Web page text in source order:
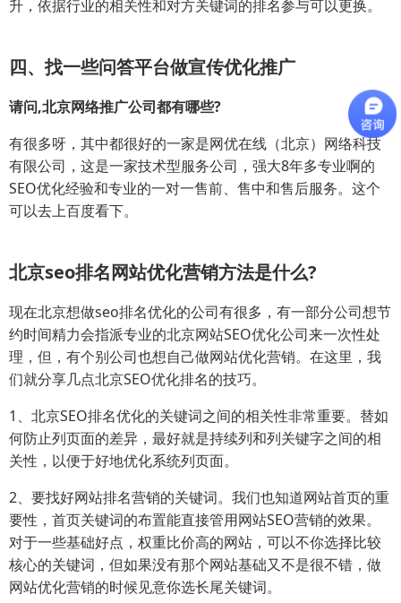
升，依据行业的相关性和对方关键词的排名参与可以更换。
四、找一些问答平台做宣传优化推广
请问,北京网络推广公司都有哪些?
有很多呀，其中都很好的一家是网优在线（北京）网络科技
有限公司，这是一家技术型服务公司，强大8年多专业啊的
SEO优化经验和专业的一对一售前、售中和售后服务。这个
可以去上百度看下。
北京seo排名网站优化营销方法是什么?
现在北京想做seo排名优化的公司有很多，有一部分公司想节
约时间精力会指派专业的北京网站SEO优化公司来一次性处
理，但，有个别公司也想自己做网站优化营销。在这里，我
们就分享几点北京SEO优化排名的技巧。
1、北京SEO排名优化的关键词之间的相关性非常重要。替如
何防止列页面的差异，最好就是持续列和列关键字之间的相
关性，以便于好地优化系统列页面。
2、要找好网站排名营销的关键词。我们也知道网站首页的重
要性，首页关键词的布置能直接管用网站SEO营销的效果。
对于一些基础好点，权重比价高的网站，可以不你选择比较
核心的关键词，但如果没有那个网站基础又不是很不错，做
网站优化营销的时候见意你选长尾关键词。